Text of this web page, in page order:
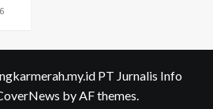
PT Jurnalis Info
by AF themes.